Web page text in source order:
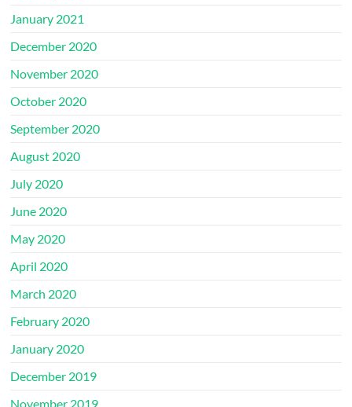
January 2021
December 2020
November 2020
October 2020
September 2020
August 2020
July 2020
June 2020
May 2020
April 2020
March 2020
February 2020
January 2020
December 2019
November 2019